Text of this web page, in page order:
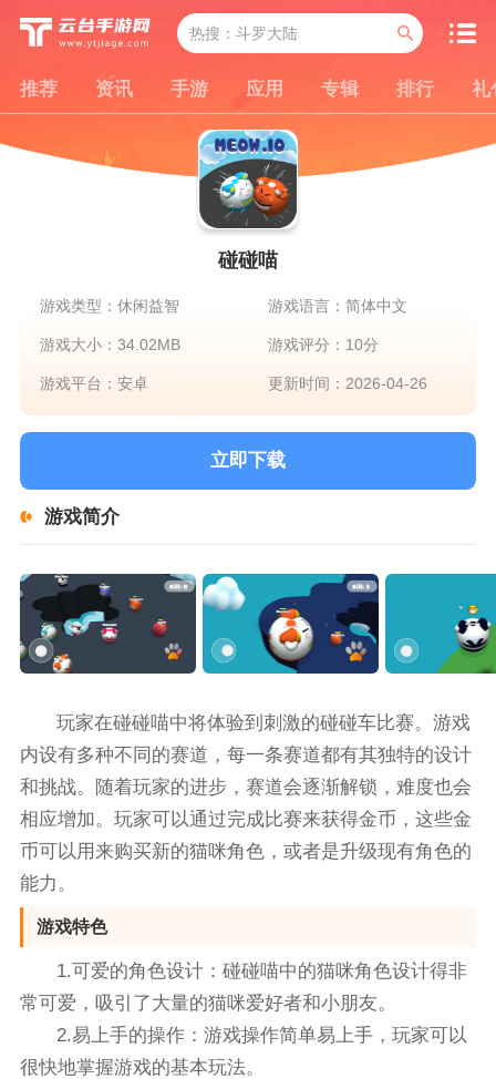
推荐 资讯 手游 应用 专辑 排行 礼
碰碰喵
游戏类型：休闲益智 游戏语言：简体中文
游戏大小：34.02MB 游戏评分：10分
游戏平台：安卓 更新时间：2026-04-26
立即下载
游戏简介
玩家在碰碰喵中将体验到刺激的碰碰车比赛。游戏
内设有多种不同的赛道，每一条赛道都有其独特的设计
和挑战。随着玩家的进步，赛道会逐渐解锁，难度也会
相应增加。玩家可以通过完成比赛来获得金币，这些金
币可以用来购买新的猫咪角色，或者是升级现有角色的
能力。
游戏特色
1.可爱的角色设计：碰碰喵中的猫咪角色设计得非
常可爱，吸引了大量的猫咪爱好者和小朋友。
2.易上手的操作：游戏操作简单易上手，玩家可以
很快地掌握游戏的基本玩法。